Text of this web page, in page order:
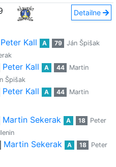
Detailne
Peter Kall A 79
Ján Špišak
Peter Kall A 44
Martin
Špišak
Peter Kall A 44
Martin
Martin Sekerak A 18
Peter
Martin Sekerak A 18
Peter